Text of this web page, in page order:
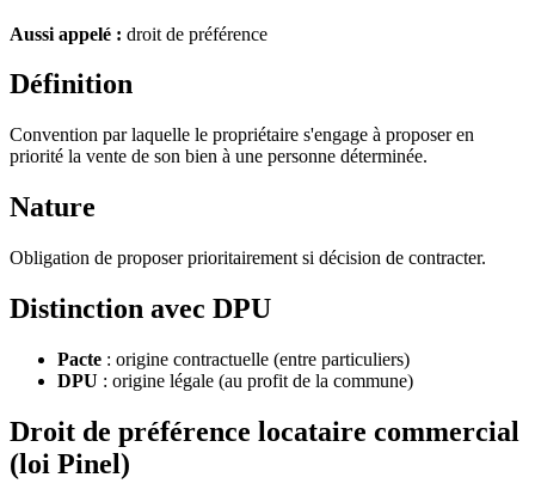
Aussi appelé : droit de préférence
Définition
Convention par laquelle le propriétaire s'engage à proposer en
priorité la vente de son bien à une personne déterminée.
Nature
Obligation de proposer prioritairement si décision de contracter.
Distinction avec DPU
Pacte : origine contractuelle (entre particuliers)
DPU : origine légale (au profit de la commune)
Droit de préférence locataire commercial
(loi Pinel)